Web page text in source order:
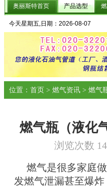
奥丽斯特首页 产品选型
今天星期五,日期： 2026-08-07
位置：首页 > 燃气资讯 > 燃气
燃气瓶（液化
浏览次数
燃气是很多家庭做
发燃气泄漏甚至爆